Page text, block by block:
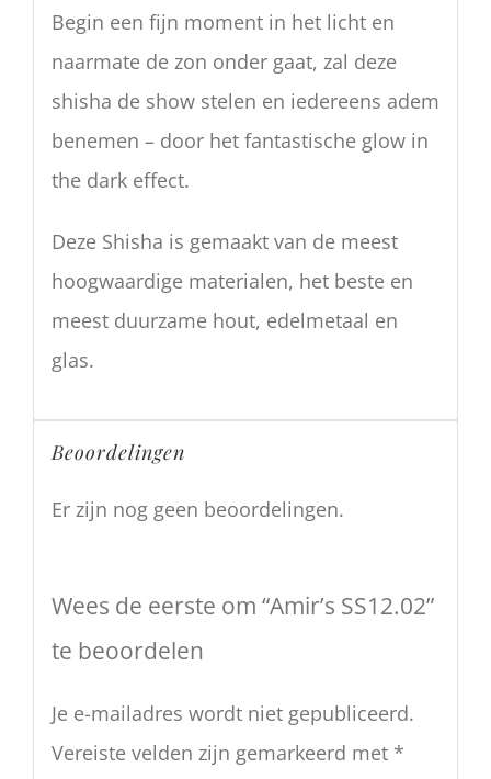
Begin een fijn moment in het licht en
naarmate de zon onder gaat, zal deze
shisha de show stelen en iedereens adem
benemen – door het fantastische glow in
the dark effect.
Deze Shisha is gemaakt van de meest
hoogwaardige materialen, het beste en
meest duurzame hout, edelmetaal en
glas.
Beoordelingen
Er zijn nog geen beoordelingen.
Wees de eerste om “Amir’s SS12.02”
te beoordelen
Je e-mailadres wordt niet gepubliceerd.
Vereiste velden zijn gemarkeerd met *